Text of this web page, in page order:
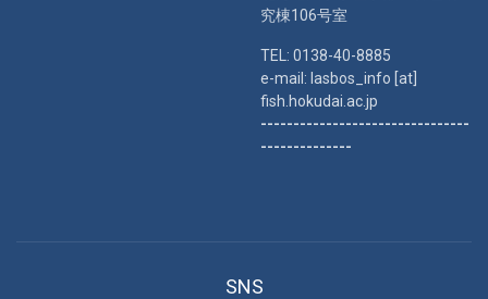
究棟106号室
TEL: 0138-40-8885
e-mail: lasbos_info [at]
fish.hokudai.ac.jp
--------------------------------
--------------
SNS